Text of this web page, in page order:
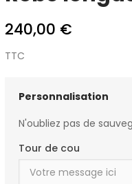
240,00 €
TTC
Personnalisation
N'oubliez pas de
Tour de cou